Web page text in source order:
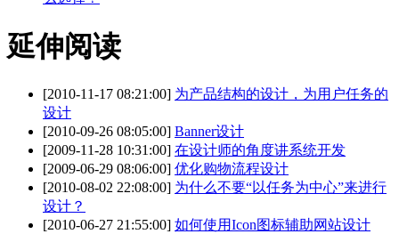
延伸阅读
[2010-11-17 08:21:00] 为产品结构的设计，为用户任务的
设计
[2010-09-26 08:05:00] Banner设计
[2009-11-28 10:31:00] 在设计师的角度讲系统开发
[2009-06-29 08:06:00] 优化购物流程设计
[2010-08-02 22:08:00] 为什么不要“以任务为中心”来进行
设计？
[2010-06-27 21:55:00] 如何使用Icon图标辅助网站设计